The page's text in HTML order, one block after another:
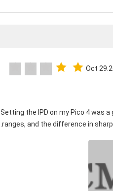
Oct
"Setting the IPD on my Pico 4 was
ranges, and the difference in